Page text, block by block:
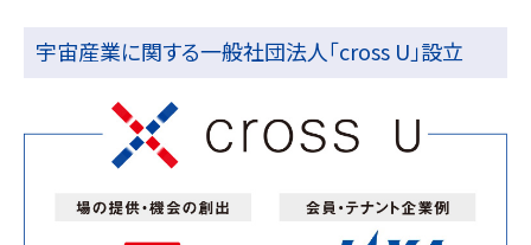
宇宙産業に関する一般社団法人「cross U」設立